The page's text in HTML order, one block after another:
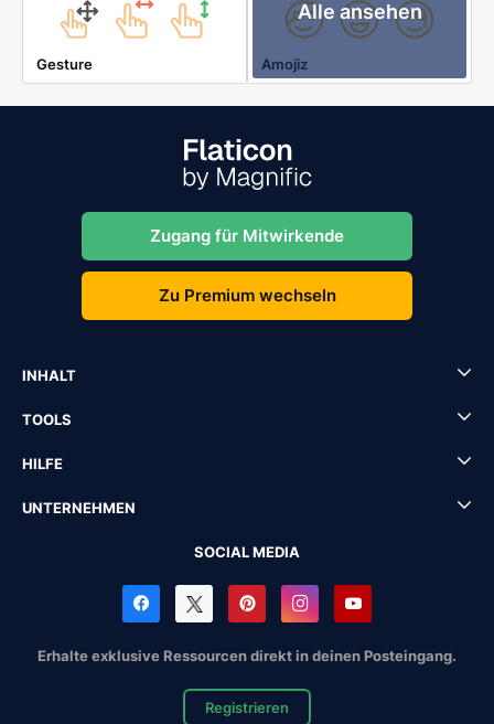
Gesture
Alle ansehen
Amojiz
Zugang für Mitwirkende
Zu Premium wechseln
INHALT
TOOLS
HILFE
UNTERNEHMEN
SOCIAL MEDIA
Erhalte exklusive Ressourcen direkt in deinen Posteingang.
Registrieren